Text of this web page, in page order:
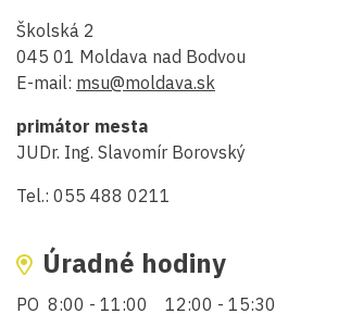
Školská 2
045 01 Moldava nad Bodvou
E-mail: msu@moldava.sk
primátor mesta
JUDr. Ing. Slavomír Borovský
Tel.: 055 488 0211
Úradné hodiny
PO 8:00 - 11:00 12:00 - 15:30